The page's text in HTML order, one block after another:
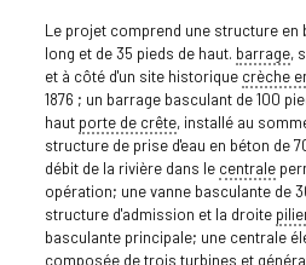
Le projet comprend une structure en
long et de 35 pieds de haut. barrage,
et à côté d'un site historique crèche
1876 ; un barrage basculant de 100
haut porte de crête, installé au
structure de prise d'eau en béton de
débit de la rivière dans le centrale
opération; une vanne basculante de
structure d'admission et la droite
basculante principale; une centrale
composée de trois turbines et